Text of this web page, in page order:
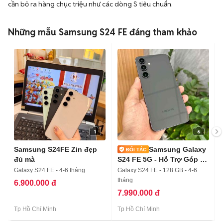
cần bỏ ra hàng chục triệu như các dòng S tiêu chuẩn.
Những mẫu Samsung S24 FE đáng tham khảo
1
Samsung S24FE Zin đẹp
đủ mà
Galaxy S24 FE - 4-6 tháng
6.900.000 đ
Tp Hồ Chí Minh
6
Samsung Galaxy
S24 FE 5G - Hỗ Trợ Góp -
COD
Galaxy S24 FE - 128 GB - 4-6
tháng
7.990.000 đ
Tp Hồ Chí Minh